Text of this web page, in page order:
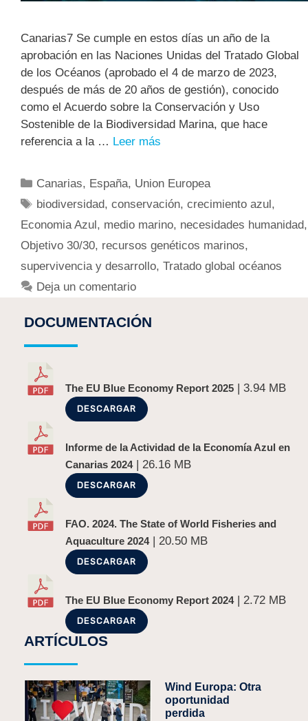
Canarias7 Se cumple en estos días un año de la
aprobación en las Naciones Unidas del Tratado Global
de los Océanos (aprobado el 4 de marzo de 2023,
después de más de 20 años de gestión), conocido
como el Acuerdo sobre la Conservación y Uso
Sostenible de la Biodiversidad Marina, que hace
referencia a la … Leer más
Canarias, España, Union Europea
biodiversidad,conservación,crecimiento azul,
Economia Azul, medio marino, necesidades humanidad,
Objetivo 30/30, recursos genéticos marinos,
supervivencia y desarrollo, Tratado global océanos
Deja un comentario
DOCUMENTACIÓN
The EU Blue Economy Report 2025 | 3.94 MB
DESCARGAR
Informe de la Actividad de la Economía Azul en
Canarias 2024| 26.16 MB
DESCARGAR
FAO. 2024. The State of World Fisheries and
Aquaculture 2024| 20.50 MB
DESCARGAR
The EU Blue Economy Report 2024| 2.72 MB
DESCARGAR
ARTÍCULOS
Wind Europa: Otra
oportunidad
perdida